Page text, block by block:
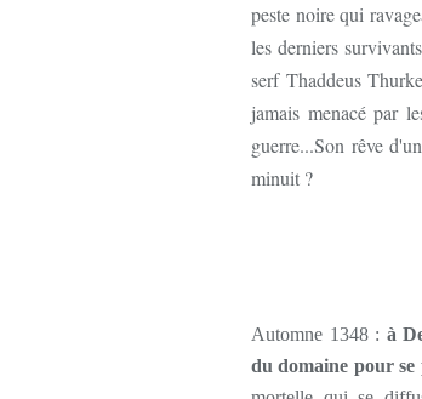
peste noire qui
les derniers
serf Thaddeus
jamais menacé par
guerre...Son rêve
minuit ?
Automne 1348 : à
du domaine pour se